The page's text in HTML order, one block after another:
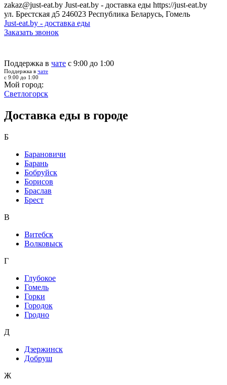
zakaz@just-eat.by Just-eat.by - доставка еды https://just-eat.by
ул. Брестская д5 246023 Республика Беларусь, Гомель
Just-eat.by - доставка еды
Заказать звонок
Поддержка в чате с 9:00 до 1:00
Поддержка в чате
с 9:00 до 1:00
Мой город:
Светлогорск
Доставка еды в городе
Б
Барановичи
Барань
Бобруйск
Борисов
Браслав
Брест
В
Витебск
Волковыск
Г
Глубокое
Гомель
Горки
Городок
Гродно
Д
Дзержинск
Добруш
Ж